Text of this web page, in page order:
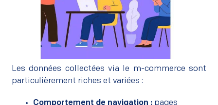
Les données collectées via le m-commerce sont
particulièrement riches et variées :
Comportement de navigation : pages